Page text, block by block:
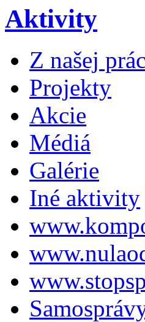
Aktivity
Z našej
Projekty
Akcie
Médiá
Galérie
Iné aktivity